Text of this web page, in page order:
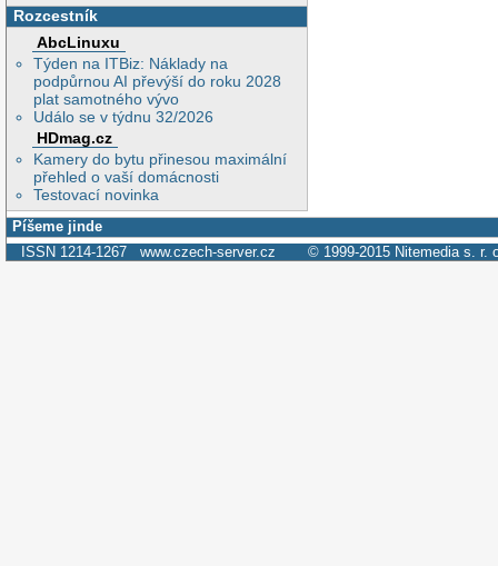
Rozcestník
AbcLinuxu
Týden na ITBiz: Náklady na
podpůrnou AI převýší do roku 2028
plat samotného vývo
Událo se v týdnu 32/2026
HDmag.cz
Kamery do bytu přinesou maximální
přehled o vaší domácnosti
Testovací novinka
Píšeme jinde
ISSN 1214-1267 www.czech-server.cz © 1999-2015 Nitemedia s. r.